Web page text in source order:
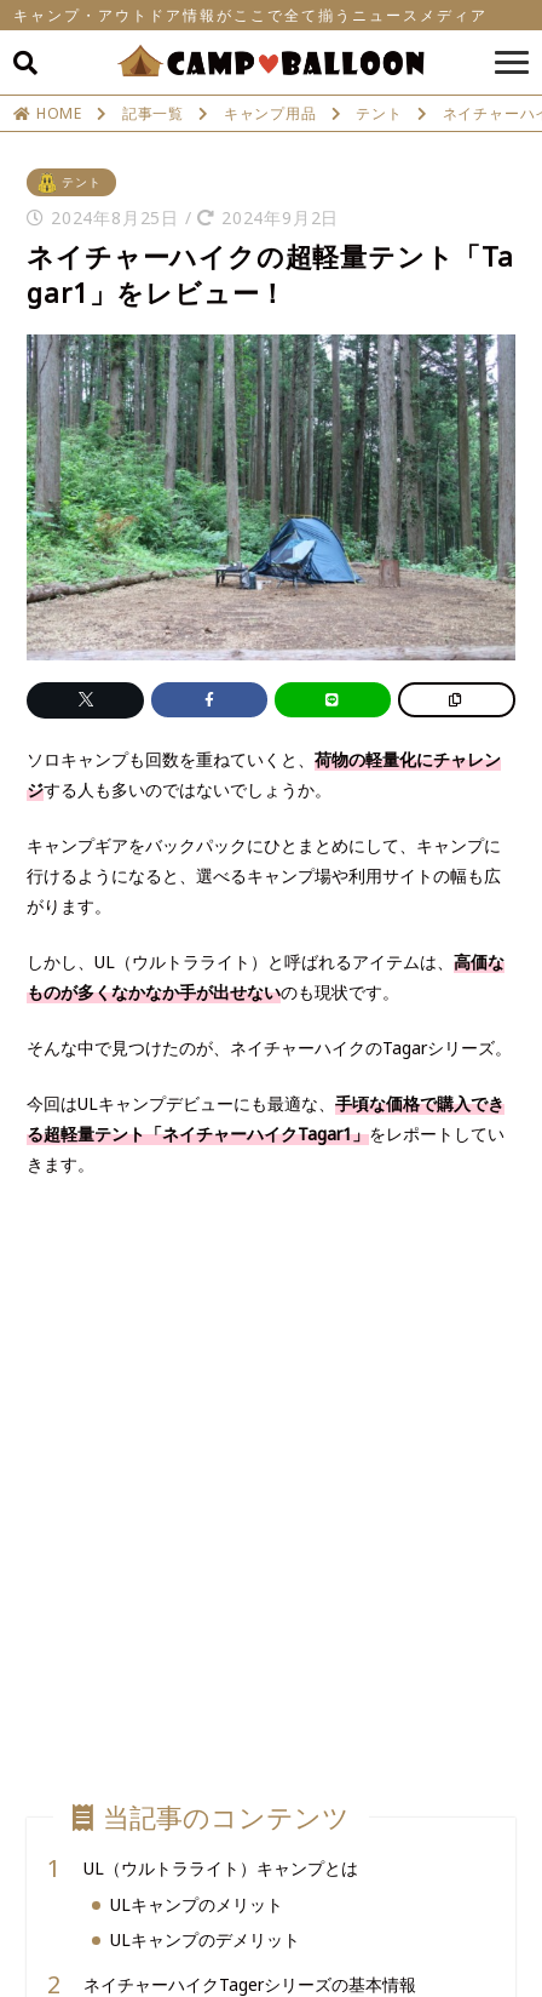
キャンプ・アウトドア情報がここで全て揃うニュースメディア
HOME 記事一覧 キャンプ用品 テント ネイチャー
テント
2024年8月25日 / 2024年9月2日
ネイチャーハイクの超軽量テント「Ta
gar1」をレビュー！
ソロキャンプも回数を重ねていくと、荷物の軽量化にチャレン
ジする人も多いのではないでしょうか。
キャンプギアをバックパックにひとまとめにして、キャンプに
行けるようになると、選べるキャンプ場や利用サイトの幅も広
がります。
しかし、UL（ウルトラライト）と呼ばれるアイテムは、高価な
ものが多くなかなか手が出せないのも現状です。
そんな中で見つけたのが、ネイチャーハイクのTagarシリーズ。
今回はULキャンプデビューにも最適な、手頃な価格で購入でき
る超軽量テント「ネイチャーハイクTagar1」をレポートしてい
きます。
当記事のコンテンツ
UL（ウルトラライト）キャンプとは
ULキャンプのメリット
ULキャンプのデメリット
ネイチャーハイクTagerシリーズの基本情報